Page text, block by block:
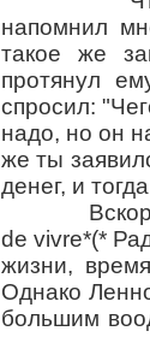
напомнил
такое же
протянул
спросил:
надо, но он
же ты
денег, и
Вскоре
de vivre*(*
жизни,
Однако
большим